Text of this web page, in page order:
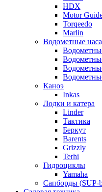
HDX
Motor
Torqeedo
Marlin
Водометные
Каноэ
Inkas
Лодки и катера
Linder
Тактика
Беркут
Barents
Grizzly
Terhi
Гидроциклы
Yamaha
Сапборды (SUP-